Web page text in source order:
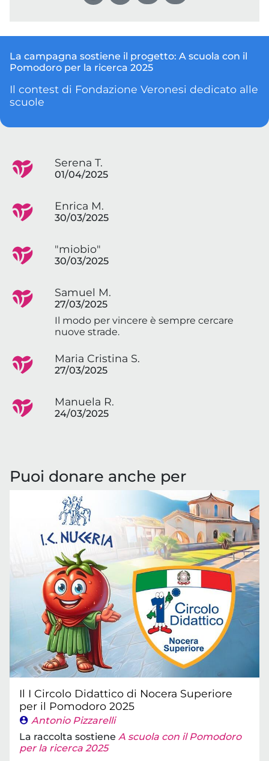
La campagna sostiene il progetto: A scuola con il
Pomodoro per la ricerca 2025
Il contest di Fondazione Veronesi dedicato alle
scuole
Serena T.
01/04/2025
Enrica M.
30/03/2025
"miobio"
30/03/2025
Samuel M.
27/03/2025
Il modo per vincere è sempre cercare
nuove strade.
Maria Cristina S.
27/03/2025
Manuela R.
24/03/2025
Puoi donare anche per
Il I Circolo Didattico di Nocera Superiore
per il Pomodoro 2025
Antonio Pizzarelli
La raccolta sostiene A scuola con il Pomodoro
per la ricerca 2025